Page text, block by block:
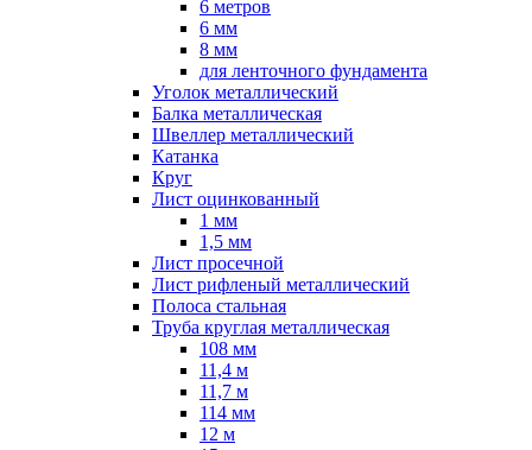
6 метров
6 мм
8 мм
для ленточного фундамента
Уголок металлический
Балка металлическая
Швеллер металлический
Катанка
Круг
Лист оцинкованный
1 мм
1,5 мм
Лист просечной
Лист рифленый металлический
Полоса стальная
Труба круглая металлическая
108 мм
11,4 м
11,7 м
114 мм
12 м